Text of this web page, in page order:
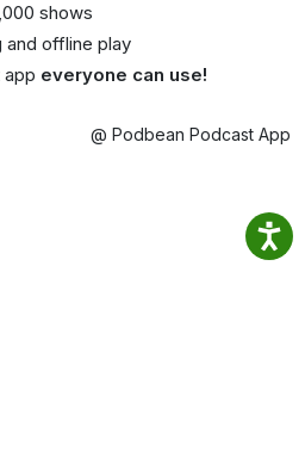
shows
and offline play
everyone can use!
@ Podbean Podcast App